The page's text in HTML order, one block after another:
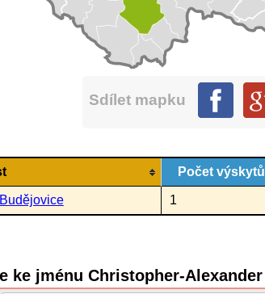
Sdílet mapku
Počet výskytů
1
ke jménu Christopher-Alexander